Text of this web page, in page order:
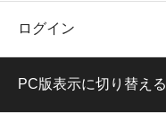
ログイン
PC版表示に切り替える